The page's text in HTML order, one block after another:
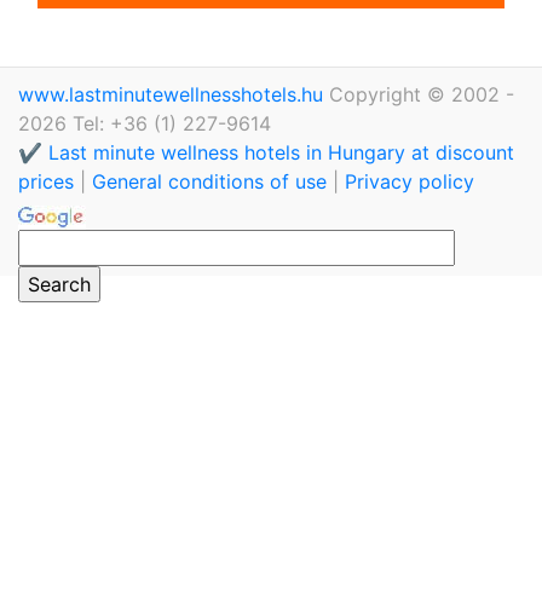
www.lastminutewellnesshotels.hu Copyright © 2002 -
2026 Tel: +36 (1) 227-9614
✔️ Last minute wellness hotels in Hungary at discount
prices
General conditions of use Privacy policy